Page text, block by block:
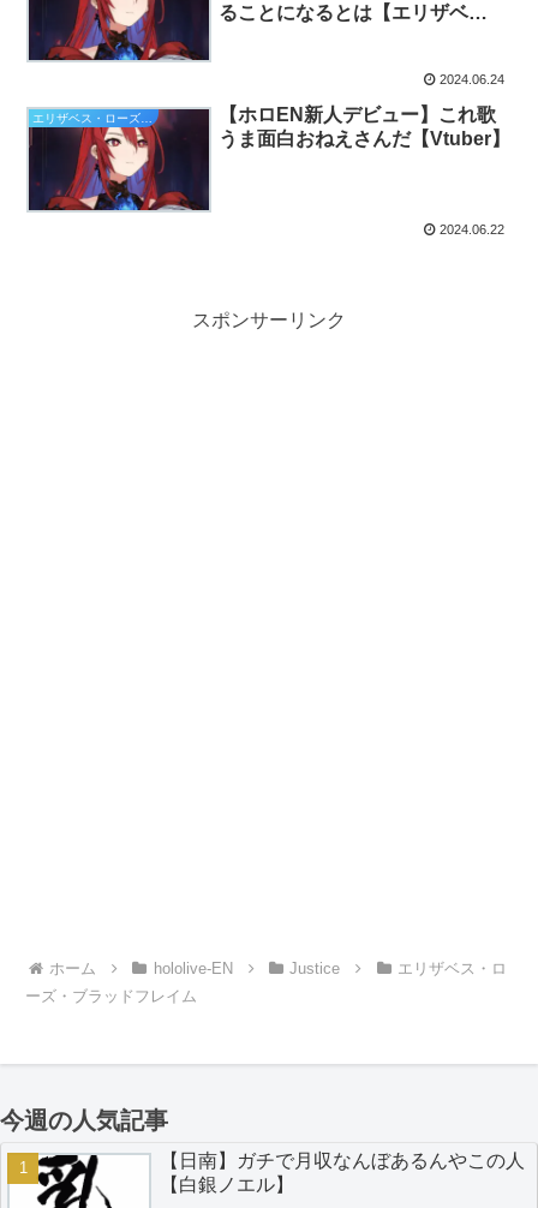
ることになるとは【エリザベ
2024.06.24
【ホロEN新人デビュー】これ歌
うま面白おねえさんだ【Vtuber】
2024.06.22
スポンサーリンク
ホーム hololive-EN Justice
エリザベス・ロ
ーズ・ブラッドフレイム
今週の人気記事
【日南】ガチで月収なんぼあるんやこの人
【白銀ノエル】